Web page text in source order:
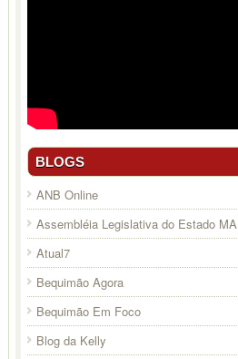
BLOGS
ANB Online
Assembléia Legislativa do Estado MA
Atual7
Bequimão Agora
Bequimão Em Foco
Blog da Kelly